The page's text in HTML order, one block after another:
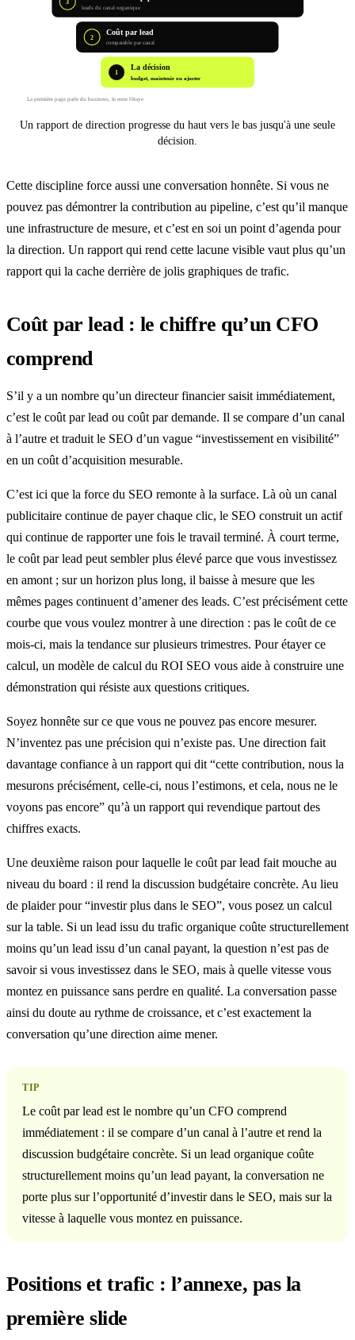
3
leads du canal organique
2
Coût par lead
comparable par canal
1
La décision
budget, maintenir ou ajuster
La première page parle du business, le reste l'étaye
Un rapport de direction progresse du haut vers le bas jusqu'à une seule
décision.
Cette discipline force aussi une conversation honnête. Si vous ne
pouvez pas démontrer la contribution au pipeline, c’est qu’il manque
une infrastructure de mesure, et c’est en soi un point d’agenda pour
la direction. Un rapport qui rend cette lacune visible vaut plus qu’un
rapport qui la cache derrière de jolis graphiques de trafic.
Coût par lead : le chiffre qu’un CFO
comprend
S’il y a un nombre qu’un directeur financier saisit immédiatement,
c’est le coût par lead ou coût par demande. Il se compare d’un canal
à l’autre et traduit le SEO d’un vague “investissement en visibilité”
en un coût d’acquisition mesurable.
C’est ici que la force du SEO remonte à la surface. Là où un canal
publicitaire continue de payer chaque clic, le SEO construit un actif
qui continue de rapporter une fois le travail terminé. À court terme,
le coût par lead peut sembler plus élevé parce que vous investissez
en amont ; sur un horizon plus long, il baisse à mesure que les
mêmes pages continuent d’amener des leads. C’est précisément cette
courbe que vous voulez montrer à une direction : pas le coût de ce
mois-ci, mais la tendance sur plusieurs trimestres. Pour étayer ce
calcul, un modèle de calcul du ROI SEO vous aide à construire une
démonstration qui résiste aux questions critiques.
Soyez honnête sur ce que vous ne pouvez pas encore mesurer.
N’inventez pas une précision qui n’existe pas. Une direction fait
davantage confiance à un rapport qui dit “cette contribution, nous la
mesurons précisément, celle-ci, nous l’estimons, et cela, nous ne le
voyons pas encore” qu’à un rapport qui revendique partout des
chiffres exacts.
Une deuxième raison pour laquelle le coût par lead fait mouche au
niveau du board : il rend la discussion budgétaire concrète. Au lieu
de plaider pour “investir plus dans le SEO”, vous posez un calcul
sur la table. Si un lead issu du trafic organique coûte structurellement
moins qu’un lead issu d’un canal payant, la question n’est pas de
savoir si vous investissez dans le SEO, mais à quelle vitesse vous
montez en puissance sans perdre en qualité. La conversation passe
ainsi du doute au rythme de croissance, et c’est exactement la
conversation qu’une direction aime mener.
TIP
Le coût par lead est le nombre qu’un CFO comprend
immédiatement : il se compare d’un canal à l’autre et rend la
discussion budgétaire concrète. Si un lead organique coûte
structurellement moins qu’un lead payant, la conversation ne
porte plus sur l’opportunité d’investir dans le SEO, mais sur la
vitesse à laquelle vous montez en puissance.
Positions et trafic : l’annexe, pas la
première slide